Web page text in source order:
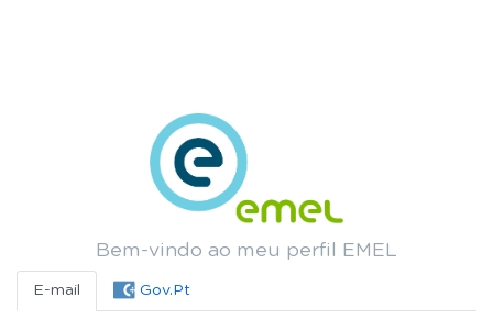
Bem-vindo ao meu perfil EMEL
E-mail Gov.Pt